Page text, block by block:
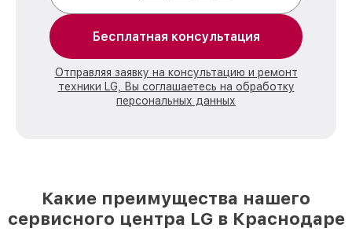
Бесплатная консультация
Отправляя заявку на консультацию и ремонт
техники LG, Вы соглашаетесь на обработку
персональных данных
Какие преимущества нашего
сервисного центра LG в Краснодаре